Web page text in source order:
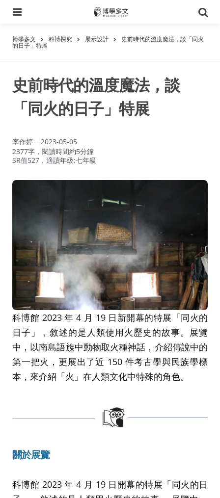
尋
博學多文 科博探究 展示設計 史前時代的溫度魔法，談「同火
的日子」特展
史前時代的溫度魔法，談
「同火的日子」特展
作
者：
李作婷
2023-05-05
2377字，閱讀時間約5分鐘
SR值527，適讀年級:七年級
科博館 2023 年 4 月 19 日新開幕的特展「同火的
日子」，敘述的是人類使用火歷史的故事。展覽
中，以南島語族中動物取火種神話，介紹傳說中的
第一把火，更展出了近 150 件考古學與民族學標
本，來介紹「火」在人類文化中特殊的角色。
關於展覽
科博館 2023 年 4 月 19 日開幕的特展「同火的日